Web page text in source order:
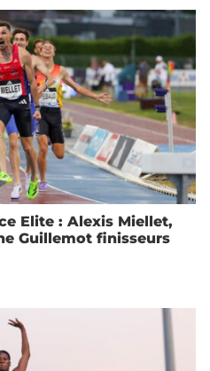
Elite : Alexis Miellet,
Guillemot finisseurs